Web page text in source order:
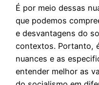
É por meio dessas
que podemos
e desvantagens do
contextos. Portanto,
nuances e as
entender melhor as